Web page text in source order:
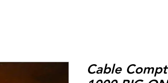
Cable